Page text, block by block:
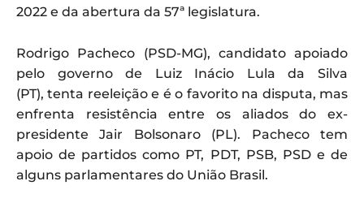
2022 e da abertura da 57ª legislatura.
Rodrigo Pacheco (PSD-MG), candidato apoiado
pelo governo de Luiz Inácio Lula da Silva
(PT), tenta reeleição e é o favorito na disputa, mas
enfrenta resistência entre os aliados do ex-
presidente Jair Bolsonaro (PL). Pacheco tem
apoio de partidos como PT, PDT, PSB, PSD e de
alguns parlamentares do União Brasil.